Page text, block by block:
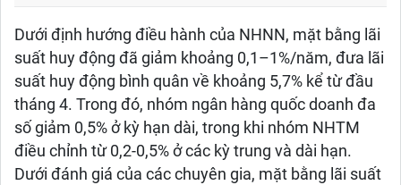
Dưới định hướng điều hành của NHNN, mặt bằng lãi
suất huy động đã giảm khoảng 0,1–1%/năm, đưa lãi
suất huy động bình quân về khoảng 5,7% kể từ đầu
tháng 4. Trong đó, nhóm ngân hàng quốc doanh đa
số giảm 0,5% ở kỳ hạn dài, trong khi nhóm NHTM
điều chỉnh từ 0,2-0,5% ở các kỳ trung và dài hạn.
Dưới đánh giá của các chuyên gia, mặt bằng lãi suất